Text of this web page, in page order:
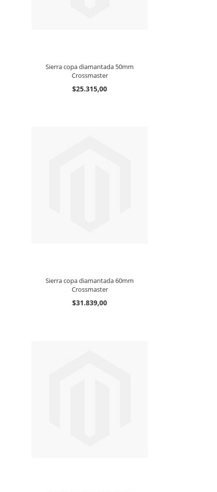
Sierra copa diamantada 50mm
Crossmaster
$25.315,00
Sierra copa diamantada 60mm
Crossmaster
$31.839,00